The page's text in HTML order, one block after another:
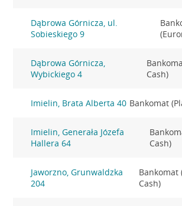
Dąbrowa Górnicza, ul.
Sobieskiego 9
Dąbrowa Górnicza,
Wybickiego 4
Cash)
Imielin, Brata Alberta 40 Bankomat
Imielin, Generała Józefa
Hallera 64
Cash)
Jaworzno, Grunwaldzka
204
Bankomat
Cash)